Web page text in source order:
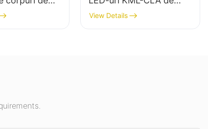
de mare
iluminatul
100W pentru baldachin,
destinat spațiilor
View Details